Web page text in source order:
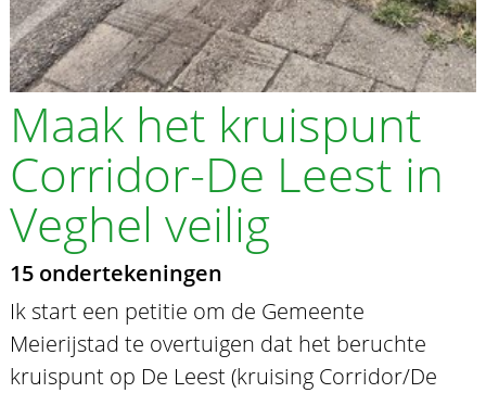
Maak het kruispunt
Corridor-De Leest in
Veghel veilig
15 ondertekeningen
Ik start een petitie om de Gemeente
Meierijstad te overtuigen dat het beruchte
kruispunt op De Leest (kruising Corridor/De